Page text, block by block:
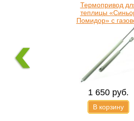
Термопривод
теплицы
Помидор» с
пружиной-
1 650 руб.
В корзину